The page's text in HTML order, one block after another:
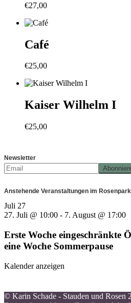
€27,00
Café
€25,00
Kaiser Wilhelm I
€25,00
Newsletter
Anstehende Veranstaltungen im
Juli 27
27. Juli @ 10:00 - 7. August @ 17:00
Erste Woche eingeschränkte
eine Woche Sommerpause
Kalender anzeigen
© Karin Schade - Stauden und Rosen